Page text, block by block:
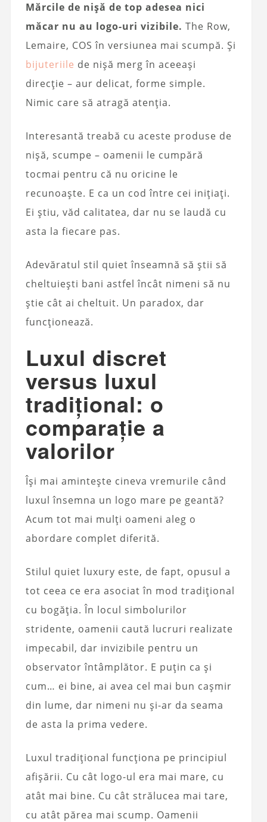
Mărcile de nișă de top adesea nici
măcar nu au logo-uri vizibile. The Row,
Lemaire, COS în versiunea mai scumpă. Și
bijuteriile de nișă merg în aceeași
direcție – aur delicat, forme simple.
Nimic care să atragă atenția.
Interesantă treabă cu aceste produse de
nișă, scumpe – oamenii le cumpără
tocmai pentru că nu oricine le
recunoaște. E ca un cod între cei inițiați.
Ei știu, văd calitatea, dar nu se laudă cu
asta la fiecare pas.
Adevăratul stil quiet înseamnă să știi să
cheltuiești bani astfel încât nimeni să nu
știe cât ai cheltuit. Un paradox, dar
funcționează.
Luxul discret
versus luxul
tradițional: o
comparație a
valorilor
Își mai amintește cineva vremurile când
luxul însemna un logo mare pe geantă?
Acum tot mai mulți oameni aleg o
abordare complet diferită.
Stilul quiet luxury este, de fapt, opusul a
tot ceea ce era asociat în mod tradițional
cu bogăția. În locul simbolurilor
stridente, oamenii caută lucruri realizate
impecabil, dar invizibile pentru un
observator întâmplător. E puțin ca și
cum… ei bine, ai avea cel mai bun cașmir
din lume, dar nimeni nu și-ar da seama
de asta la prima vedere.
Luxul tradițional funcționa pe principiul
afișării. Cu cât logo-ul era mai mare, cu
atât mai bine. Cu cât strălucea mai tare,
cu atât părea mai scump. Oamenii